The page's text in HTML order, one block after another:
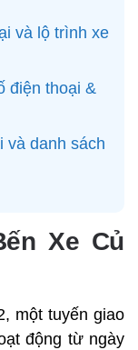
và lộ trình xe
điện thoại &
và danh sách
Xe Củ
một tuyến giao
động từ ngày